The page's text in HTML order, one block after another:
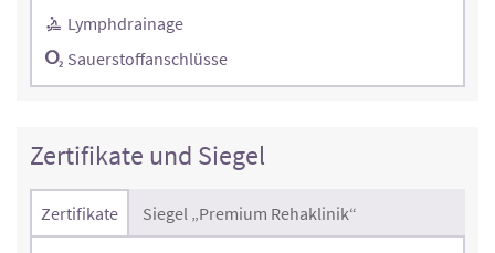
Lymphdrainage
Sauerstoffanschlüsse
Zertifikate und Siegel
Zertifikate Siegel „Premium Rehaklinik“